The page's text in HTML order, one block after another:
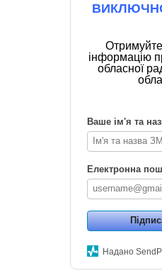
інформацію
обласної
Ваше ім'я та
Електронна
Надано